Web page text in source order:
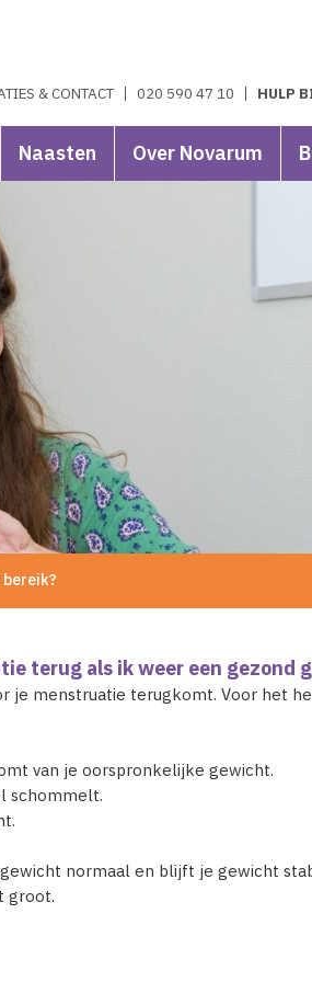
& CONTACT 020 590 47 10 HULP
Naasten Over Novarum
terug als ik weer een gezond
je menstruatie terugkomt. Voor het
van je oorspronkelijke gewicht.
schommelt.
normaal en blijft je gewicht
groot.